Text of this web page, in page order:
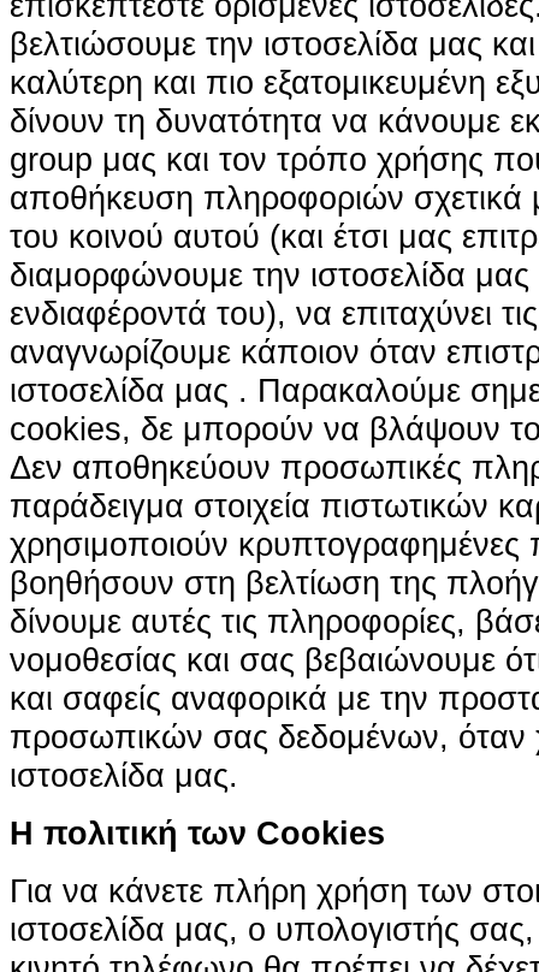
βελτιώσουμε την ιστοσελίδα μας
καλύτερη και πιο εξατομικευμένη
δίνουν τη δυνατότητα να κάνουμε
group μας και τον τρόπο χρήσης
αποθήκευση πληροφοριών σχετικά
του κοινού αυτού (και έτσι μας
διαμορφώνουμε την ιστοσελίδα
ενδιαφέροντά του), να επιταχύνει
αναγνωρίζουμε κάποιον όταν
ιστοσελίδα μας . Παρακαλούμε
cookies, δε μπορούν να βλάψουν
Δεν αποθηκεύουν προσωπικές
παράδειγμα στοιχεία πιστωτικών
χρησιμοποιούν κρυπτογραφημένες
βοηθήσουν στη βελτίωση της
δίνουμε αυτές τις πληροφορίες,
νομοθεσίας και σας βεβαιώνουμε ότι
και σαφείς αναφορικά με την
προσωπικών σας δεδομένων, όταν
ιστοσελίδα μας.
H πολιτική των Cookies
Για να κάνετε πλήρη χρήση των
ιστοσελίδα μας, ο υπολογιστής